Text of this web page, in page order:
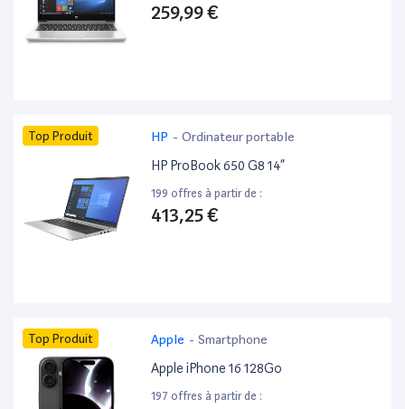
259,99 €
Top Produit HP - Ordinateur portable
HP ProBook 650 G8 14”
199 offres à partir de :
413,25 €
Top Produit Apple - Smartphone
Apple iPhone 16 128Go
197 offres à partir de :